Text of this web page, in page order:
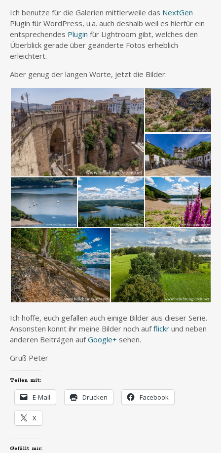
Ich benutze für die Galerien mittlerweile das NextGen
Plugin für WordPress, u.a. auch deshalb weil es hierfür ein
entsprechendes Plugin für Lightroom gibt, welches den
Überblick gerade über geänderte Fotos erheblich
erleichtert.
Aber genug der langen Worte, jetzt die Bilder:
Ich hoffe, euch gefallen auch einige Bilder aus dieser Serie.
Ansonsten könnt ihr meine Bilder noch aufflickr und neben
anderen Beiträgen aufGoogle+ sehen.
Gruß Peter
Teilen mit:
E-Mail Drucken Facebook
X
Gefällt mir: